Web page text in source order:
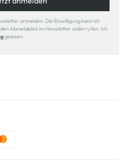
anmelden. Die Einwilligung kann ich
Abmeldelink im Newsletter widerrufen. Ich
gelesen.